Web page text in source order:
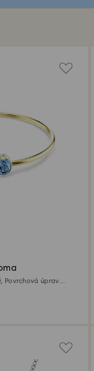
Povrchová úprava